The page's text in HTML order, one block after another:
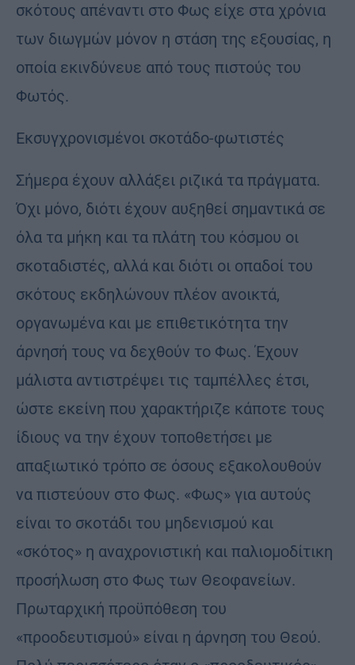
σκότους απέναντι στο Φως είχε στα χρόνια
των διωγμών μόνον η στάση της εξουσίας, η
οποία εκινδύνευε από τους πιστούς του
Φωτός.
Εκσυγχρονισμένοι σκοτάδο-φωτιστές
Σήμερα έχουν αλλάξει ριζικά τα πράγματα.
Όχι μόνο, διότι έχουν αυξηθεί σημαντικά σε
όλα τα μήκη και τα πλάτη του κόσμου οι
σκοταδιστές, αλλά και διότι οι οπαδοί του
σκότους εκδηλώνουν πλέον ανοικτά,
οργανωμένα και με επιθετικότητα την
άρνησή τους να δεχθούν το Φως. Έχουν
μάλιστα αντιστρέψει τις ταμπέλλες έτσι,
ώστε εκείνη που χαρακτήριζε κάποτε τους
ίδιους να την έχουν τοποθετήσει με
απαξιωτικό τρόπο σε όσους εξακολουθούν
να πιστεύουν στο Φως. «Φως» για αυτούς
είναι το σκοτάδι του μηδενισμού και
«σκότος» η αναχρονιστική και παλιομοδίτικη
προσήλωση στο Φως των Θεοφανείων.
Πρωταρχική προϋπόθεση του
«προοδευτισμού» είναι η άρνηση του Θεού.